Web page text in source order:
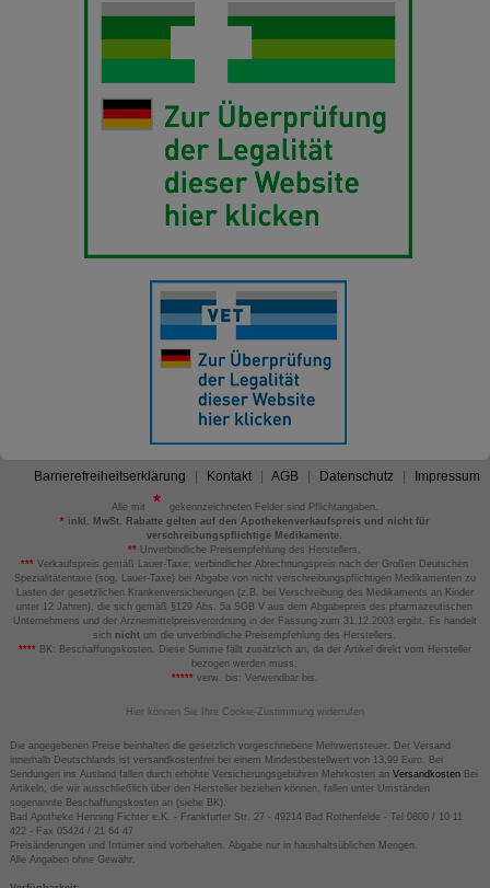
Barrierefreiheitserklärung Kontakt AGB Datenschutz Impressum
Alle mit
gekennzeichneten Felder sind Pflichtangaben.
*inkl. MwSt. Rabatte gelten auf den Apothekenverkaufspreis und nicht für
verschreibungspflichtige Medikamente.
** Unverbindliche Preisempfehlung des Herstellers.
*** Verkaufspreis gemäß Lauer-Taxe; verbindlicher Abrechnungspreis nach der Großen Deutschen
Spezialitätentaxe (sog. Lauer-Taxe) bei Abgabe von nicht verschreibungspflichtigen Medikamenten zu
Lasten der gesetzlichen Krankenversicherungen (z.B. bei Verschreibung des Medikaments an Kinder
unter 12 Jahren), die sich gemäß §129 Abs. 5a SGB V aus dem Abgabepreis des pharmazeutischen
Unternehmens und der Arzneimittelpreisverordnung in der Fassung zum 31.12.2003 ergibt. Es handelt
sich nicht um die unverbindliche Preisempfehlung des Herstellers.
****BK: Beschaffungskosten. Diese Summe fällt zusätzlich an, da der Artikel direkt vom Hersteller
bezogen werden muss.
*****verw. bis: Verwendbar bis.
Hier können Sie Ihre Cookie-Zustimmung widerrufen
Die angegebenen Preise beinhalten die gesetzlich vorgeschriebene Mehrwertsteuer. Der Versand
innerhalb Deutschlands ist versandkostenfrei bei einem Mindestbestellwert von 13,99 Euro. Bei
Sendungen ins Ausland fallen durch erhöhte Versicherungsgebühren Mehrkosten an VersandkostenBei
Artikeln, die wir ausschließlich über den Hersteller beziehen können, fallen unter Umständen
sogenannte Beschaffungskosten an (siehe BK).
Bad Apotheke Henning Fichter e.K. - Frankfurter Str. 27 - 49214 Bad Rothenfelde - Tel 0800 / 10 11
422 - Fax 05424 / 21 64 47
Preisänderungen und Irrtümer sind vorbehalten. Abgabe nur in haushaltsüblichen Mengen.
Alle Angaben ohne Gewähr.